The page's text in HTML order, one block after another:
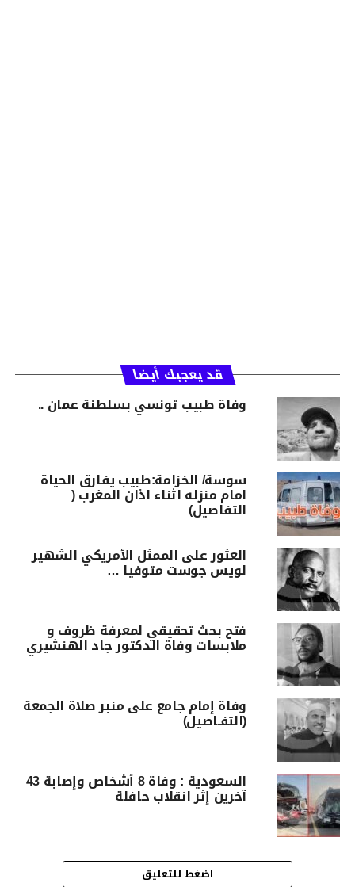
قد يعجبك أيضا
وفاة طبيب تونسي بسلطنة عمان ..
سوسة/ الخزامة:طبيب يفارق الحياة
امام منزله اثناء اذان المغرب (
التفاصيل)
العثور على الممثل الأمريكي الشهير
لويس جوست متوفيا …
فتح بحث تحقيقي لمعرفة ظروف و
ملابسات وفاة الدكتور جاد الهنشيري
وفاة إمام جامع على منبر صلاة الجمعة
(التفـاصيل)
السعودية : وفاة 8 أشخاص وإصابة 43
آخرين إثر انقلاب حافلة
اضغط للتعليق